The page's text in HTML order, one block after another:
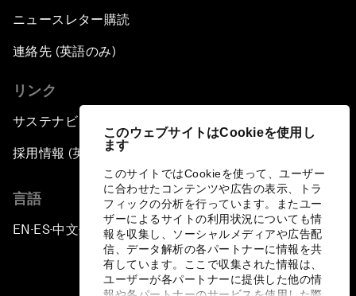
このウェブサイトはCookieを使用し
ます
このサイトではCookieを使って、ユーザー
に合わせたコンテンツや広告の表示、トラ
フィックの分析を行っています。またユー
ザーによるサイトの利用状況についても情
報を収集し、ソーシャルメディアや広告配
信、データ解析の各パートナーに情報を共
有しています。ここで収集された情報は、
ユーザーが各パートナーに提供した他の情
ニュースレター購読
連絡先 (英語のみ)
リンク
サステナビリティへの取り組み
採用情報 (英語のみ)
言語
EN ▪ ES▪中文▪ 日本語